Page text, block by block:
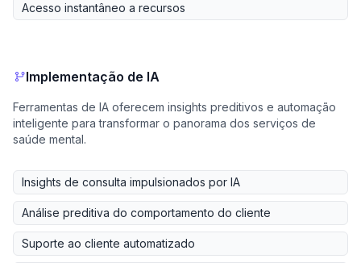
Acesso instantâneo a recursos
Implementação de IA
Ferramentas de IA oferecem insights preditivos e automação
inteligente para transformar o panorama dos serviços de
saúde mental.
Insights de consulta impulsionados por IA
Análise preditiva do comportamento do cliente
Suporte ao cliente automatizado